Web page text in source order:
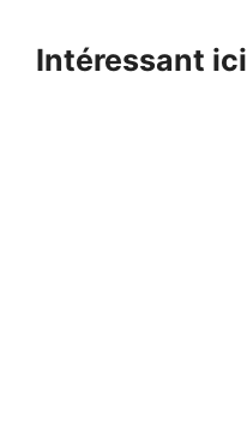
contentIntéressant ici